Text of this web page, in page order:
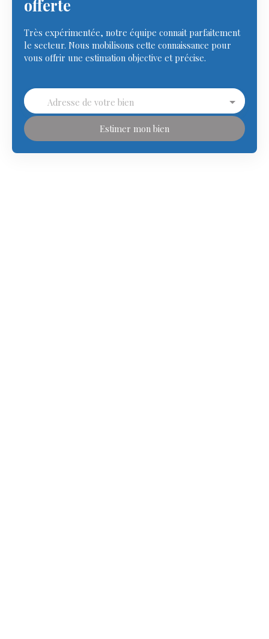
offerte
Très expérimentée, notre équipe connait parfaitement
le secteur. Nous mobilisons cette connaissance pour
vous offrir une estimation objective et précise.
Adresse de votre bien
Estimer mon bien